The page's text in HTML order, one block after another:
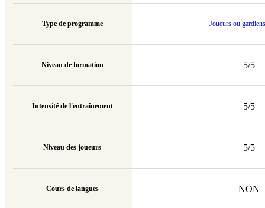
Type de programme
Niveau de formation
Intensité de l'entraînement
Niveau des joueurs
Cours de langues
Joueurs ou
5/5
5/5
5/5
NON